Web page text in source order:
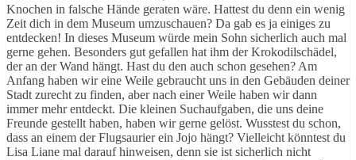
Knochen in falsche Hände geraten wäre. Hattest du denn ein wenig
Zeit dich in dem Museum umzuschauen? Da gab es ja einiges zu
entdecken! In dieses Museum würde mein Sohn sicherlich auch mal
gerne gehen. Besonders gut gefallen hat ihm der Krokodilschädel,
der an der Wand hängt. Hast du den auch schon gesehen? Am
Anfang haben wir eine Weile gebraucht uns in den Gebäuden deiner
Stadt zurecht zu finden, aber nach einer Weile haben wir dann
immer mehr entdeckt. Die kleinen Suchaufgaben, die uns deine
Freunde gestellt haben, haben wir gerne gelöst. Wusstest du schon,
dass an einem der Flugsaurier ein Jojo hängt? Vielleicht könntest du
Lisa Liane mal darauf hinweisen, denn sie ist sicherlich nicht